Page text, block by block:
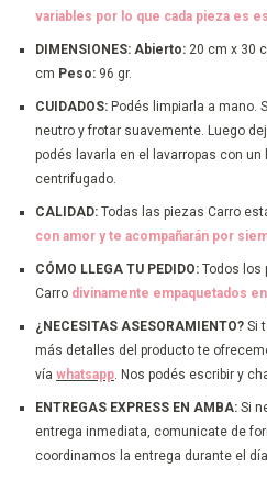
variables por lo que cada pieza es
DIMENSIONES: Abierto: 20 cm x 30
cm Peso: 96 gr.
CUIDADOS: Podés limpiarla a mano.
neutro y frotar suavemente. Luego
podés lavarla en el lavarropas con
centrifugado.
CALIDAD: Todas las piezas Carro
con amor y te acompañarán por
CÓMO LLEGA TU PEDIDO: Todos los
Carro divinamente empaquetados
¿NECESITAS ASESORAMIENTO? Si
más detalles del producto te
vía whatsapp. Nos podés escribir y
ENTREGAS EXPRESS EN AMBA: Si
entrega inmediata, comunicate de
coordinamos la entrega durante el